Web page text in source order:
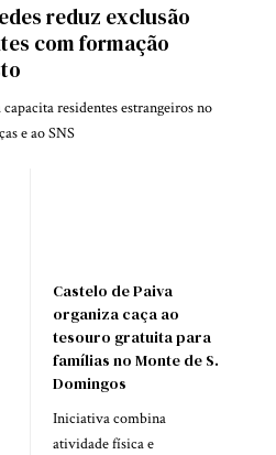
reduz exclusão
com formação
residentes estrangeiros no
e ao SNS
Castelo de Paiva
organiza caça ao
tesouro gratuita para
famílias no Monte de S.
Domingos
Iniciativa combina
atividade física e